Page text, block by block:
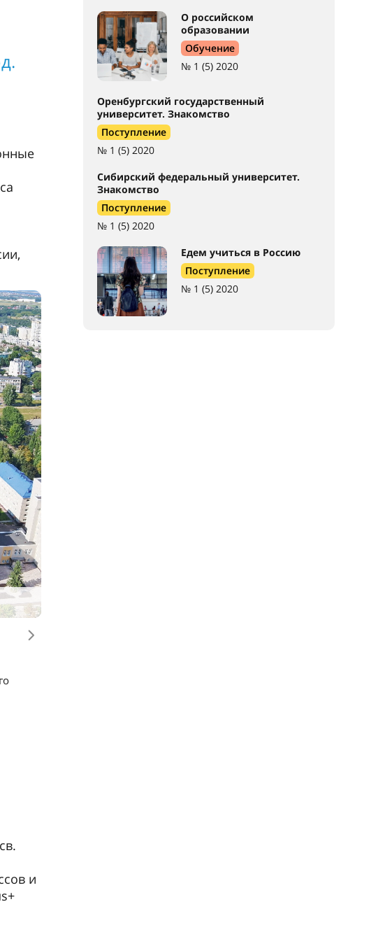
Следующее
и
О российском
образовании
Обучение
№ 1 (5) 2020
Оренбургский государственный
университет. Знакомство
Поступление
№ 1 (5) 2020
Сибирский федеральный университет.
Знакомство
Поступление
№ 1 (5) 2020
Едем учиться в Россию
Поступление
№ 1 (5) 2020